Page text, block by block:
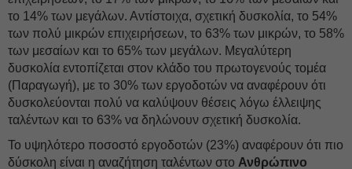
το 14% των μεγάλων. Αντίστοιχα, σχετική δυσκολία, το 54%
των πολύ μικρών επιχειρήσεων, το 63% των μικρών, το 58%
των μεσαίων και το 65% των μεγάλων. Μεγαλύτερη
δυσκολία εντοπίζεται στον κλάδο του πρωτογενούς τομέα
(Παραγωγή), με το 30% των εργοδοτών να αναφέρουν ότι
δυσκολεύονται πολύ να καλύψουν θέσεις λόγω έλλειψης
ταλέντων και το 63% να δηλώνουν σχετική δυσκολία.
Το υψηλότερο ποσοστό εργοδοτών (23%) αναφέρουν ότι πιο
δύσκολη είναι η αναζήτηση ταλέντων στο Ανθρώπινο